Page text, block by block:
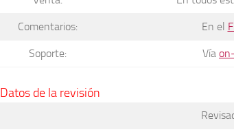
Comentarios: En el
Soporte: Vía
Datos de la revisión